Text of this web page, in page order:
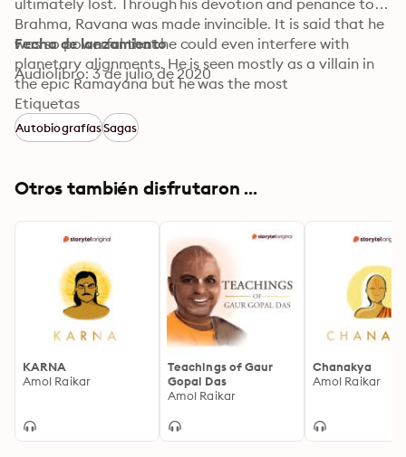
ultimately lost. Through his devotion and penance to
Brahma, Ravana was made invincible. It is said that he
was so powerful that he could even interfere with
planetary alignments. He is seen mostly as a villain in
the epic Ramayana but he was the most
knowledgeable of all.
Fecha de lanzamiento
Audiolibro: 3 de julio de 2020
Etiquetas
AutobiografíasSagas
Otros también disfrutaron ...
KARNA
Amol Raikar
Teachings of Gaur
Gopal Das
Amol Raikar
Chanakya
Amol Raikar